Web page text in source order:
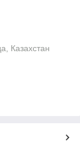
Казахстан